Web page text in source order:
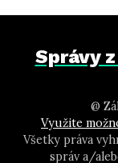
Správy
@
Využite
Všetky práva
správ a/